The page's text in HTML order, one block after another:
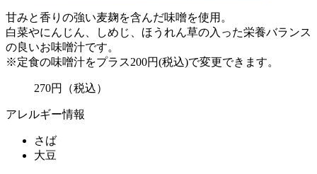
甘みと香りの強い麦麹を含んだ味噌を使用。
白菜やにんじん、しめじ、ほうれん草の入った栄養バランス
の良いお味噌汁です。
※定食の味噌汁をプラス200円(税込)で変更できます。
270円 （税込）
アレルギー情報
さば
大豆